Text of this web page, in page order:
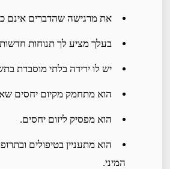
את מרגישה שהדברים אינם
בעלך מציע לך תנוחות חדשות,
יש לו ירידה בלתי מוסברת
הוא מתחמק מקיום יחסים
הוא מפסיק ליזום יחסים.
הוא מתעניין בטיפולים
המיני.